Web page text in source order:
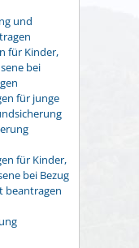
und
für Kinder,
bei
für junge
für Kinder,
bei Bezug
beantragen